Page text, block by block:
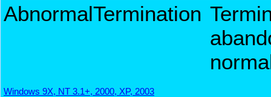
AbnormalTermination
Windows 9X, NT 3.1+, 2000, XP, 2003